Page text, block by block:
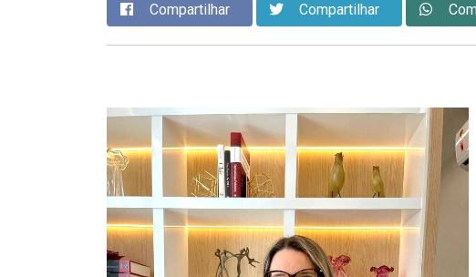
Compartilhar Compartilhar